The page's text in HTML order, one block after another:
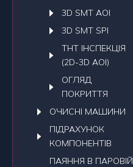
3D SMT AOI
3D SMT SPI
THT ІНСПЕКЦІЯ
(2D-3D AOI)
ОГЛЯД
ПОКРИТТЯ
ОЧИСНI МАШИНИ
ПIДРАХУНОК
КОМПОНЕНТIВ
ПАЯННЯ В ПАРОВІЙ